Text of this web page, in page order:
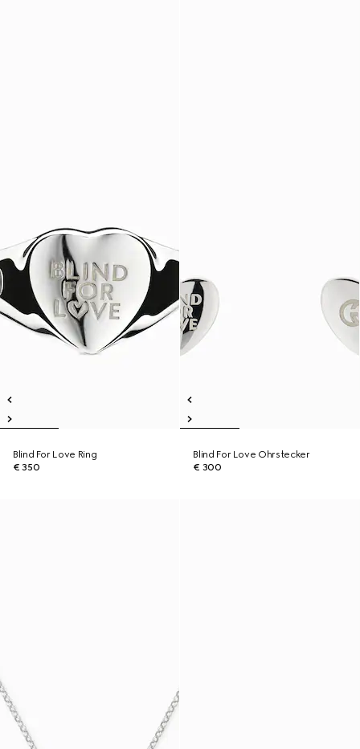
Blind For Love Ring
€ 350
Blind For Love Ohrstecker
€ 300